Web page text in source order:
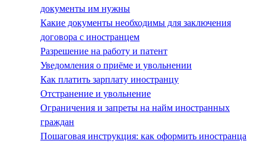
документы им нужны
Какие документы необходимы для заключения
договора с иностранцем
Разрешение на работу и патент
Уведомления о приёме и увольнении
Как платить зарплату иностранцу
Отстранение и увольнение
Ограничения и запреты на найм иностранных
граждан
Пошаговая инструкция: как оформить иностранца